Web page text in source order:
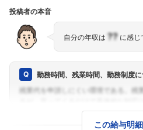
投稿者の本音
自分の年収は ??に感じ
勤務時間、残業時間、勤務制度
この給与明